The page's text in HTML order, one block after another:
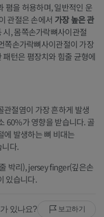
폄을 허용하며, 일반적인 운
관절은 손에서 가장 높은 관
, 몸쪽손가락뼈사이관절
쪽손가락뼈사이관절이 가장
턴은 폄장치와 힘줄 균형에
절염이 가장 흔하게 발생
60%가 영향을 받습니다. 골
에 발생하는 뼈 비대는
다.
박리), jersey finger(깊은손
있습니다.
있나요? 보고하기